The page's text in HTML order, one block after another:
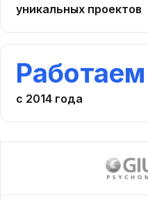
уникальных проектов
Работаем
с 2014 года